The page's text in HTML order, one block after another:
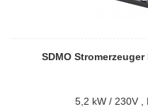
SDMO
5,2 kW / 230V ,